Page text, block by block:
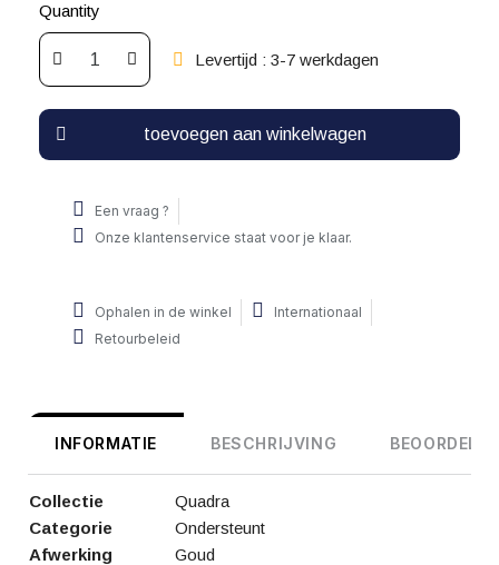
Quantity
Levertijd : 3-7 werkdagen
toevoegen aan winkelwagen
Een vraag ?
Onze klantenservice staat voor je klaar.
Ophalen in de winkel
Internationaal
Retourbeleid
INFORMATIE BESCHRIJVING
Collectie
Quadra
Categorie
Ondersteunt
Afwerking
Goud